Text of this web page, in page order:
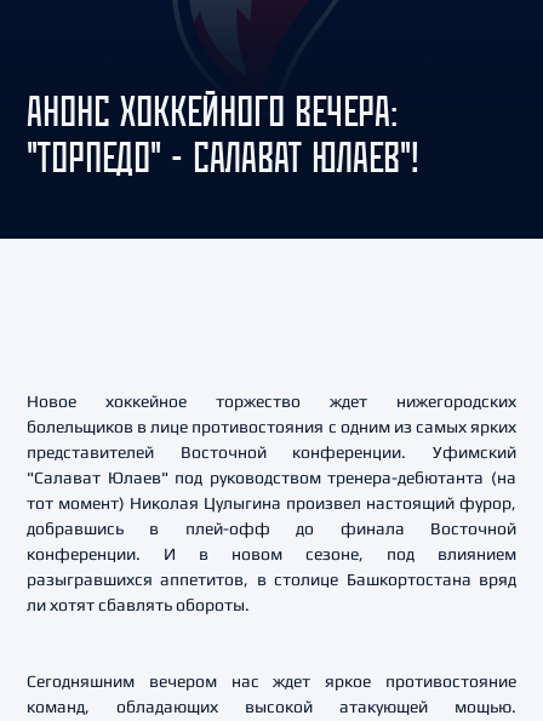
АНОНС ХОККЕЙНОГО ВЕЧЕРА:
"ТОРПЕДО" - САЛАВАТ ЮЛАЕВ"!
Новое хоккейное торжество ждет нижегородских
болельщиков в лице противостояния c одним из самых ярких
представителей Восточной конференции. Уфимский
"Салават Юлаев" под руководством тренера-дебютанта (на
тот момент) Николая Цулыгина произвел настоящий фурор,
добравшись в плей-офф до финала Восточной
конференции. И в новом сезоне, под влиянием
разыгравшихся аппетитов, в столице Башкортостана вряд
ли хотят сбавлять обороты.
Сегодняшним вечером нас ждет яркое противостояние
команд, обладающих высокой атакующей мощью.